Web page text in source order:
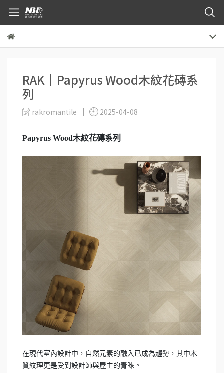
RAK｜Papyrus Wood木紋花磚系
列
rakromantile 2025-04-08
Papyrus Wood木紋花磚系列
在現代室內設計中，自然元素的融入已成為趨勢，其中木
質紋理更是受到設計師與屋主的青睞。